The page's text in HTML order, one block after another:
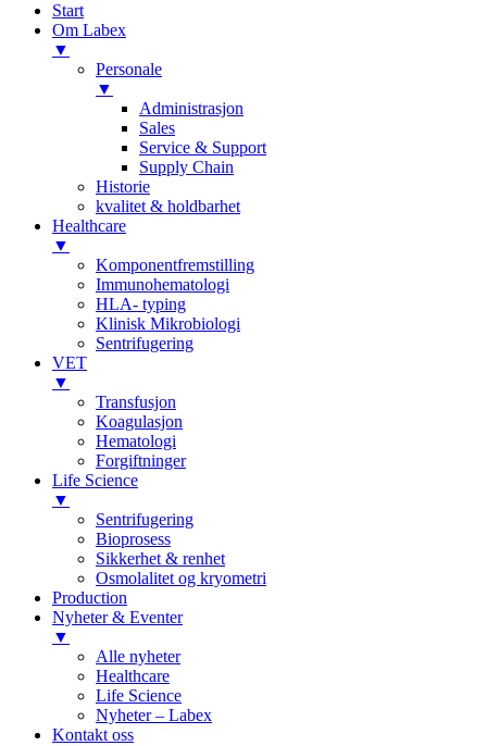
Start
Om Labex
▼
Personale
▼
Administrasjon
Sales
Service & Support
Supply Chain
Historie
kvalitet & holdbarhet
Healthcare
▼
Komponentfremstilling
Immunohematologi
HLA- typing
Klinisk Mikrobiologi
Sentrifugering
VET
▼
Transfusjon
Koagulasjon
Hematologi
Forgiftninger
Life Science
▼
Sentrifugering
Bioprosess
Sikkerhet & renhet
Osmolalitet og kryometri
Production
Nyheter & Eventer
▼
Alle nyheter
Healthcare
Life Science
Nyheter – Labex
Kontakt oss